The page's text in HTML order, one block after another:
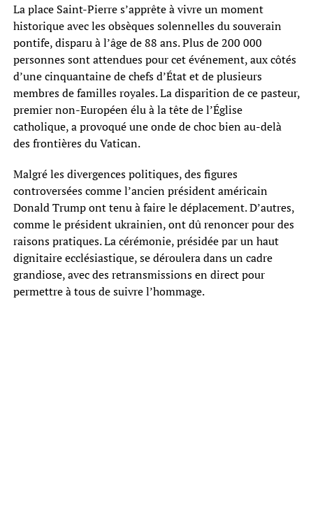
La place Saint-Pierre s’apprête à vivre un moment
historique avec les obsèques solennelles du souverain
pontife, disparu à l’âge de 88 ans. Plus de 200 000
personnes sont attendues pour cet événement, aux côtés
d’une cinquantaine de chefs d’État et de plusieurs
membres de familles royales. La disparition de ce pasteur,
premier non-Européen élu à la tête de l’Église
catholique, a provoqué une onde de choc bien au-delà
des frontières du Vatican.
Malgré les divergences politiques, des figures
controversées comme l’ancien président américain
Donald Trump ont tenu à faire le déplacement. D’autres,
comme le président ukrainien, ont dû renoncer pour des
raisons pratiques. La cérémonie, présidée par un haut
dignitaire ecclésiastique, se déroulera dans un cadre
grandiose, avec des retransmissions en direct pour
permettre à tous de suivre l’hommage.